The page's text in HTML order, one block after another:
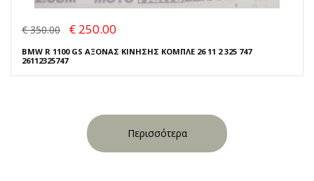
€ 350.00 € 250.00
BMW R 1100 GS ΑΞΟΝΑΣ ΚΙΝΗΣΗΣ ΚΟΜΠΛΕ 26 11 2 325 747
26112325747
Περισσότερα